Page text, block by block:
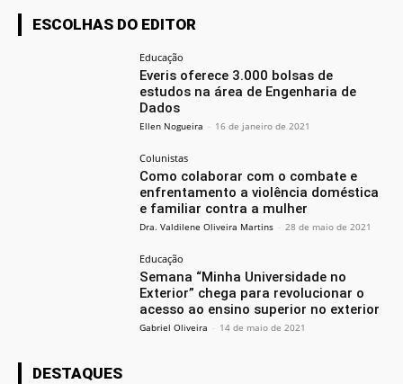
ESCOLHAS DO EDITOR
Educação
Everis oferece 3.000 bolsas de
estudos na área de Engenharia de
Dados
Ellen Nogueira - 16 de janeiro de 2021
Colunistas
Como colaborar com o combate e
enfrentamento a violência doméstica
e familiar contra a mulher
Dra. Valdilene Oliveira Martins - 28 de maio de 2021
Educação
Semana “Minha Universidade no
Exterior” chega para revolucionar o
acesso ao ensino superior no exterior
Gabriel Oliveira - 14 de maio de 2021
DESTAQUES